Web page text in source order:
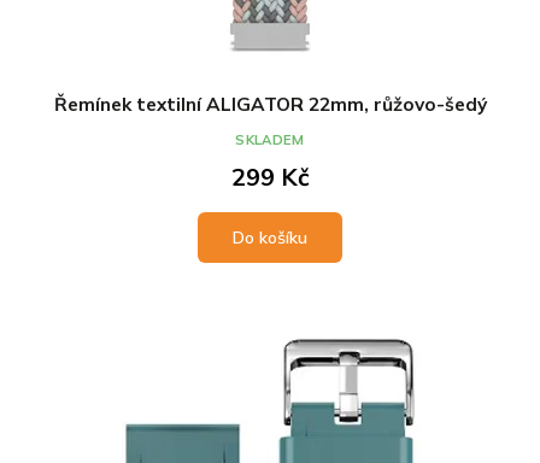
Řemínek textilní ALIGATOR 22mm, růžovo-šedý
299 Kč
Do košíku
SKLADEM